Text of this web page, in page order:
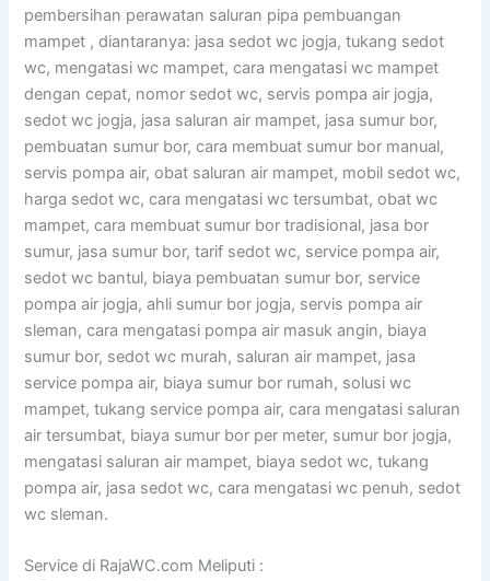
pembersihan perawatan saluran pipa pembuangan
mampet , diantaranya: jasa sedot wc jogja, tukang sedot
wc, mengatasi wc mampet, cara mengatasi wc mampet
dengan cepat, nomor sedot wc, servis pompa air jogja,
sedot wc jogja, jasa saluran air mampet, jasa sumur bor,
pembuatan sumur bor, cara membuat sumur bor manual,
servis pompa air, obat saluran air mampet, mobil sedot wc,
harga sedot wc, cara mengatasi wc tersumbat, obat wc
mampet, cara membuat sumur bor tradisional, jasa bor
sumur, jasa sumur bor, tarif sedot wc, service pompa air,
sedot wc bantul, biaya pembuatan sumur bor, service
pompa air jogja, ahli sumur bor jogja, servis pompa air
sleman, cara mengatasi pompa air masuk angin, biaya
sumur bor, sedot wc murah, saluran air mampet, jasa
service pompa air, biaya sumur bor rumah, solusi wc
mampet, tukang service pompa air, cara mengatasi saluran
air tersumbat, biaya sumur bor per meter, sumur bor jogja,
mengatasi saluran air mampet, biaya sedot wc, tukang
pompa air, jasa sedot wc, cara mengatasi wc penuh, sedot
wc sleman.
Service di RajaWC.com Meliputi :